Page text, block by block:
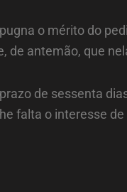
o mérito do
de antemão, que
de sessenta
falta o interesse de